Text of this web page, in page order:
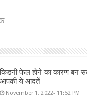
किडनी फेल होने का कारण बन
आपकी ये आदतें
November 1, 2022- 11:52 PM